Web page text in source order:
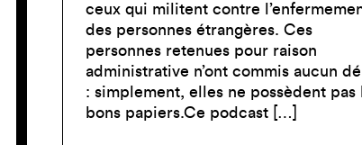
ceux qui militent contre
des personnes étrangères. Ces
personnes retenues pour raison
administrative n’ont commis aucun
: simplement, elles ne possèdent pas
bons papiers.Ce podcast […]